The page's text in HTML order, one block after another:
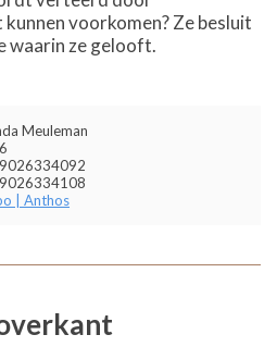
voorkomen? Ze besluit
waarin ze gelooft.
Meuleman
| Anthos